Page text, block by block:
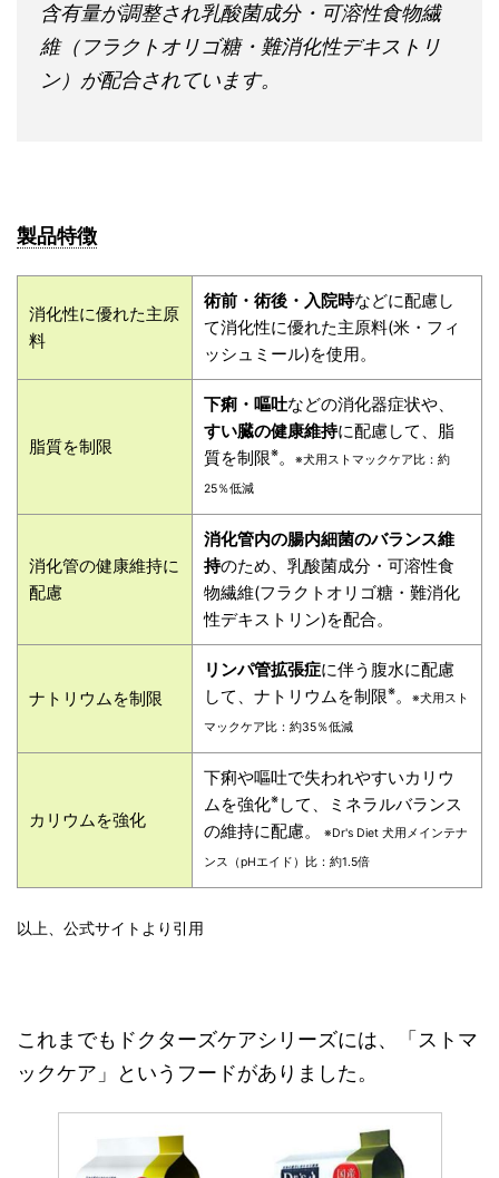
含有量が調整され乳酸菌成分・可溶性食物繊
維（フラクトオリゴ糖・難消化性デキストリ
ン）が配合されています。
製品特徴
消化性に優れた主原
料
術前・術後・入院時などに配慮し
て消化性に優れた主原料(米・フィ
ッシュミール)を使用。
脂質を制限
下痢・嘔吐などの消化器症状や、
すい臓の健康維持に配慮して、脂
質を制限※。
※犬用ストマックケア比：約
25％低減
消化管の健康維持に
配慮
消化管内の腸内細菌のバランス維
持のため、乳酸菌成分・可溶性食
物繊維(フラクトオリゴ糖・難消化
性デキストリン)を配合。
ナトリウムを制限
リンパ管拡張症に伴う腹水に配慮
して、ナトリウムを制限※。
※犬用スト
マックケア比：約35％低減
カリウムを強化
下痢や嘔吐で失われやすいカリウ
ムを強化※ して、ミネラルバランス
の維持に配慮。
※Dr's Diet 犬用メインテナ
ンス（pHエイド）比：約1.5倍
以上、公式サイトより引用
これまでもドクターズケアシリーズには、「ストマ
ックケア」というフードがありました。